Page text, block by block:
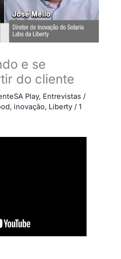
e se
do cliente
Play, Entrevistas /
, inovação, Liberty / 1